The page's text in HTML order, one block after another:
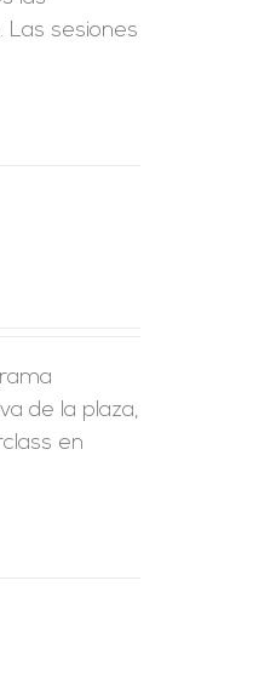
Las sesiones
de la plaza,
en